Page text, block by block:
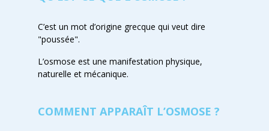
C’est un mot d’origine grecque qui veut dire
"poussée".
L’osmose est une manifestation physique,
naturelle et mécanique.
COMMENT APPARAÎT L’OSMOSE ?